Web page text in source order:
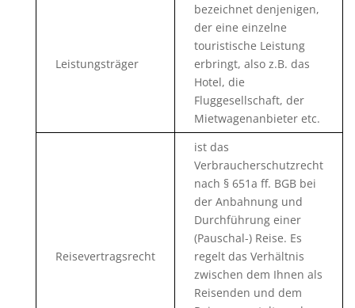
Leistungsträger
bezeichnet denjenigen,
der eine einzelne
touristische Leistung
erbringt, also z.B. das
Hotel, die
Fluggesellschaft, der
Mietwagenanbieter etc.
Reisevertragsrecht
ist das
Verbraucherschutzrecht
nach § 651a ff. BGB bei
der Anbahnung und
Durchführung einer
(Pauschal-) Reise. Es
regelt das Verhältnis
zwischen dem Ihnen als
Reisenden und dem